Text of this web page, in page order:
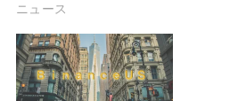
ニュース